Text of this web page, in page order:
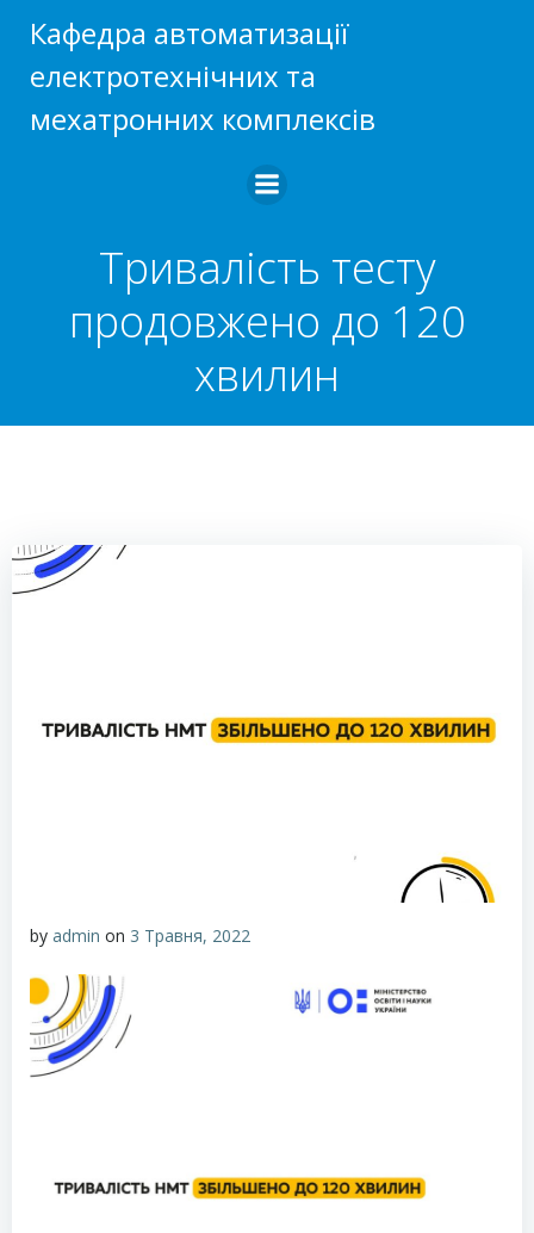
до
вмісту
Кафедра автоматизації
електротехнічних та
мехатронних комплексів
Тривалість тесту
продовжено до 120
хвилин
by admin on 3 Травня, 2022